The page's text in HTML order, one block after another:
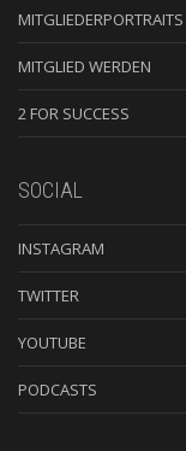
MITGLIEDERPORTRAITS
MITGLIED WERDEN
2 FOR SUCCESS
SOCIAL
INSTAGRAM
TWITTER
YOUTUBE
PODCASTS